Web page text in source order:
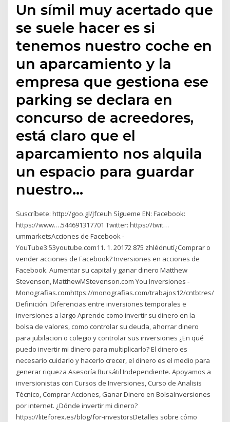
Un símil muy acertado que
se suele hacer es si
tenemos nuestro coche en
un aparcamiento y la
empresa que gestiona ese
parking se declara en
concurso de acreedores,
está claro que el
aparcamiento nos alquila
un espacio para guardar
nuestro…
Suscríbete: http://goo.gl/Jfceuh Sígueme EN: Facebook:
https://www.…544691317701 Twitter: https://twit…
ummarketsAcciones de Facebook -
YouTube3:53youtube.com11. 1. 20172 875 zhlédnutí¿Comprar o
vender acciones de Facebook? Inversiones en acciones de
Facebook. Aumentar su capital y ganar dinero Matthew
Stevenson, MatthewMStevenson.com You Inversiones -
Monografias.comhttps://monografias.com/trabajos12/cntbtres/
Definición. Diferencias entre inversiones temporales e
inversiones a largo Aprende como invertir su dinero en la
bolsa de valores, como controlar su deuda, ahorrar dinero
para jubilacion o colegio y controlar sus inversiones ¿En qué
puedo invertir mi dinero para multiplicarlo? El dinero es
necesario cuidarlo y hacerlo crecer, el dinero es el medio para
generar riqueza Asesoría Bursátil Independiente. Apoyamos a
inversionistas con Cursos de Inversiones, Curso de Analisis
Técnico, Comprar Acciones, Ganar Dinero en BolsaInversiones
por internet. ¿Dónde invertir mi dinero?
https://liteforex.es/blog/for-investorsDetalles sobre cómo